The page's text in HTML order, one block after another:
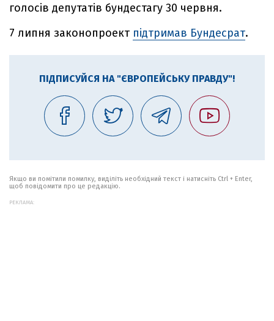
голосів депутатів бундестагу 30 червня.
7 липня законопроект підтримав Бундесрат.
ПІДПИСУЙСЯ НА "ЄВРОПЕЙСЬКУ ПРАВДУ"!
Якщо ви помітили помилку, виділіть необхідний текст і натисніть Ctrl + Enter,
щоб повідомити про це редакцію.
РЕКЛАМА: